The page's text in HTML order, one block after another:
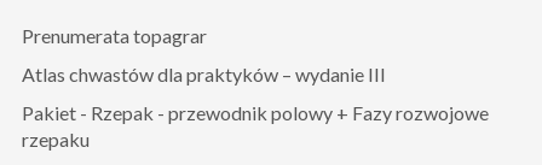
Prenumerata topagrar
Atlas chwastów dla praktyków – wydanie III
Pakiet - Rzepak - przewodnik polowy + Fazy rozwojowe
rzepaku